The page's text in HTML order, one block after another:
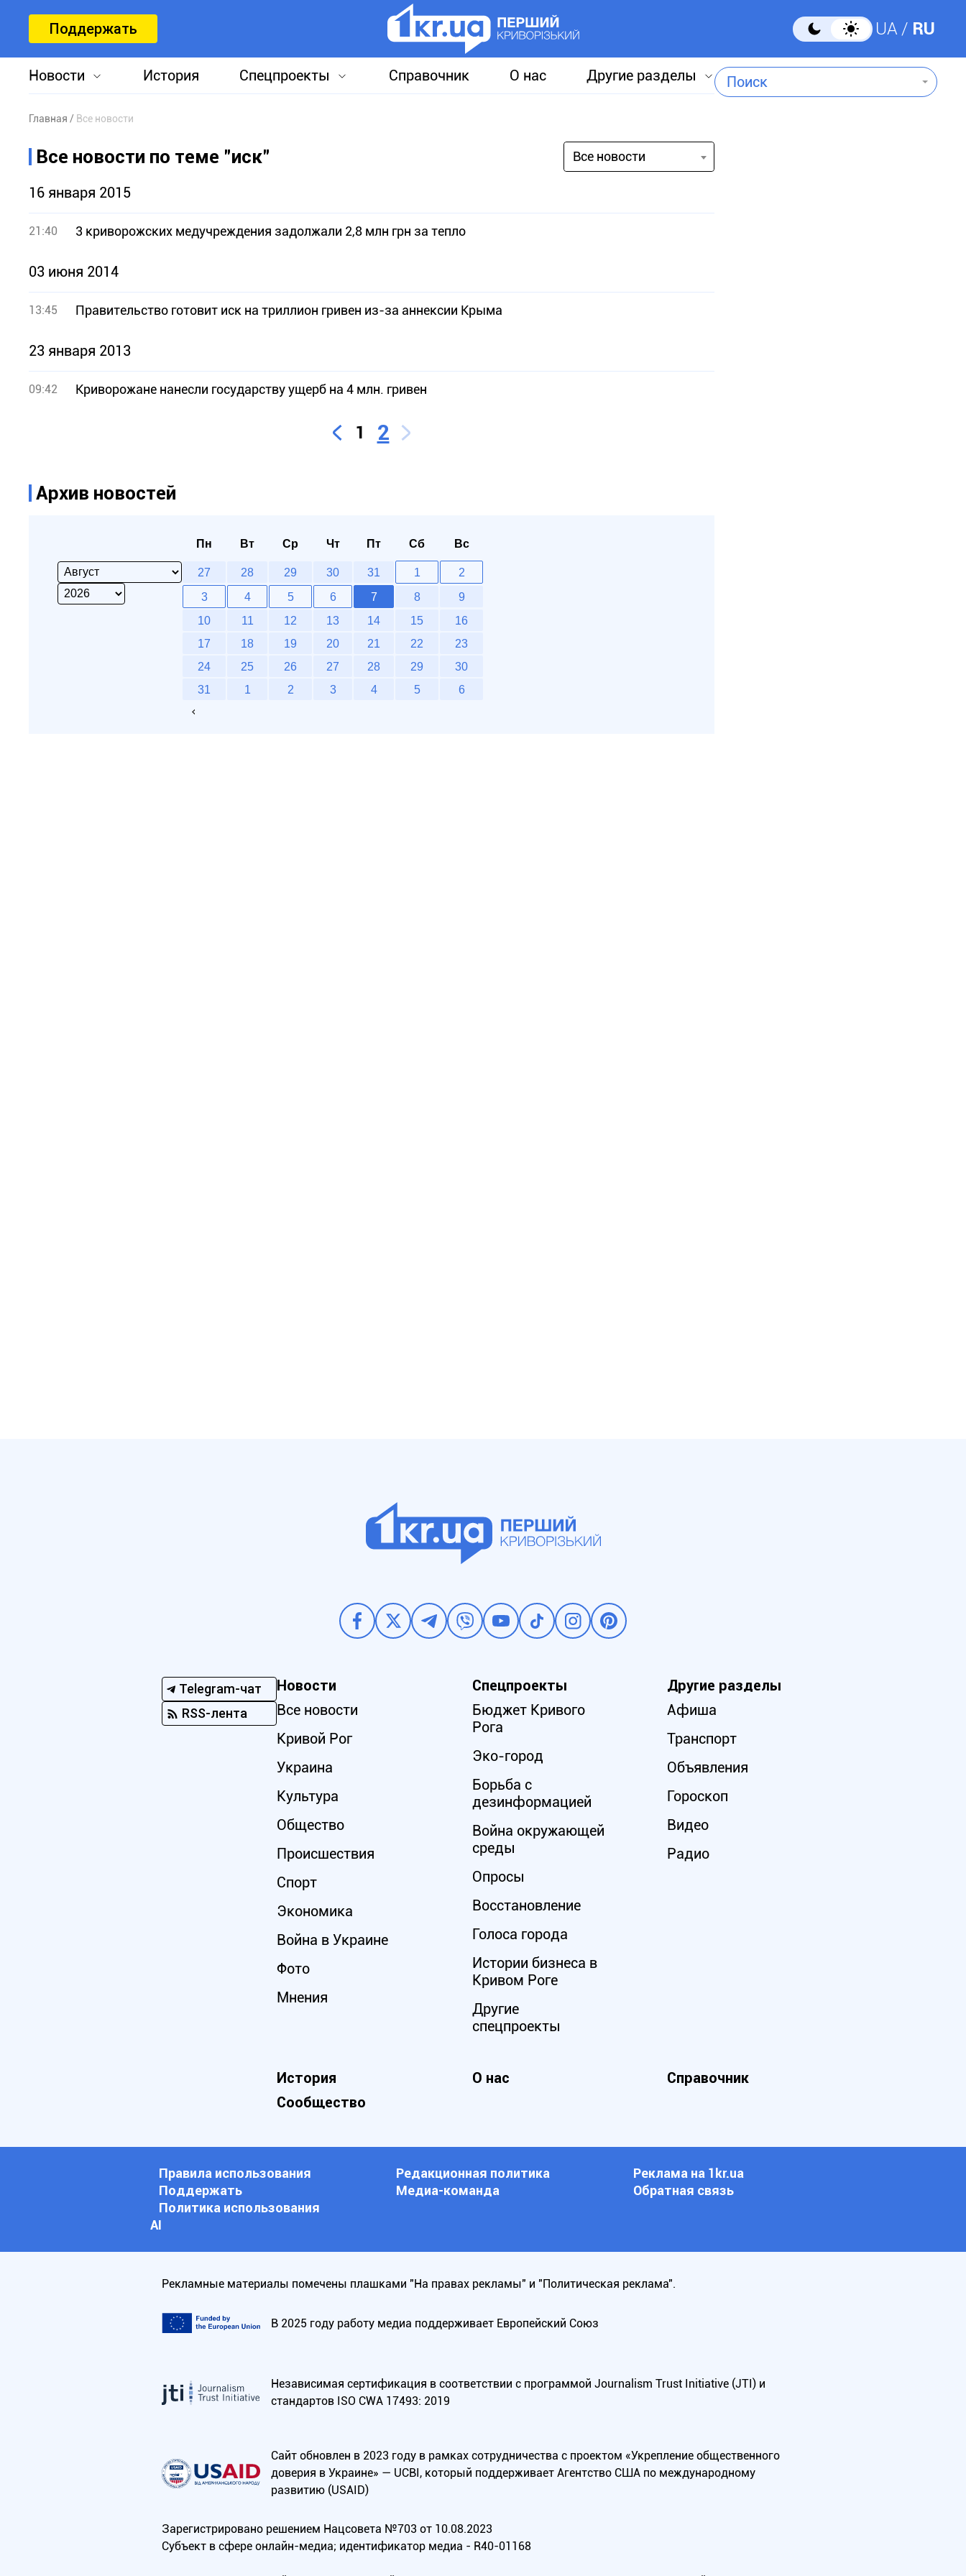
Поддержать UA RU
Новости История Спецпроекты Справочник О нас Другие разделы Поиск
Главная Все новости
Все новости по теме "иск" Все новости
16 января 2015
21:40 3 криворожских медучреждения задолжали 2,8 млн грн за тепло
03 июня 2014
13:45 Правительство готовит иск на триллион гривен из-за аннексии Крыма
23 января 2013
09:42 Криворожане нанесли государству ущерб на 4 млн. гривен
1 2
Архив новостей
Пн Вт Ср Чт Пт Сб Вс
27 28 29 30 31 1
2
3
4 5 6 7 8
9
10
11 12 13 14 15
16
17
18 19 20 21 22
23
24
25 26 27 28 29
30
31
1 2 3 4 5 6
Telegram-чат
RSS-лента
Новости
Все новости
Кривой Рог
Украина
Культура
Общество
Происшествия
Спорт
Экономика
Война в Украине
Фото
Мнения
Спецпроекты
Бюджет Кривого
Рога
Эко-город
Борьба с
дезинформацией
Война окружающей
среды
Опросы
Восстановление
Голоса города
Истории бизнеса в
Кривом Роге
Другие
спецпроекты
Другие разделы
Афиша
Транспорт
Объявления
Гороскоп
Видео
Радио
История О нас
Справочник
Сообщество
Правила использования Редакционная политика
Реклама на 1kr.ua
Поддержать
Медиа-команда
Обратная связь
Политика использования
АI
Рекламные материалы помечены плашками "На правах рекламы" и "Политическая реклама".
В 2025 году работу медиа поддерживает Европейский Союз
Независимая сертификация в соответствии с программой Journalism Trust Initiative (JTI) и
стандартов ISO CWA 17493: 2019
Сайт обновлен в 2023 году в рамках сотрудничества с проектом «Укрепление общественного
доверия в Украине» — UCBI, который поддерживает Агентство США по международному
развитию (USAID)
Зарегистрировано решением Нацсовета №703 от 10.08.2023
Субъект в сфере онлайн-медиа; идентификатор медиа - R40-01168